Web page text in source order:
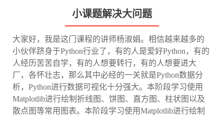
小课题解决大问题
大家好，我是这门课程的讲师杨淑娟。相信越来越多的
小伙伴跻身于Python行业了，有的人是爱好Python，有的
人经历苦苦自学，有的人想要转行，有的人想要进大
厂，各怀壮志，那么其中必经的一关就是Python数据分
析，Python进行数据可视化十分强大。本阶段学习使用
Matplotlib进行绘制折线图、饼图、直方图、柱状图以及
散点图等常用图表。本阶段学习使用Matplotlib进行绘制